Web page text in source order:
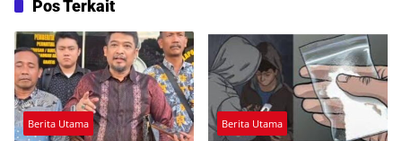
Pos Terkait
Berita Utama Berita Utama